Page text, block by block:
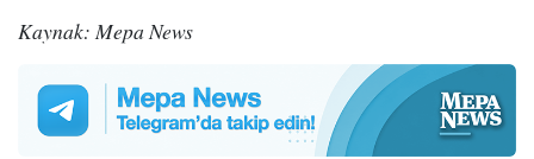
Kaynak: Mepa News